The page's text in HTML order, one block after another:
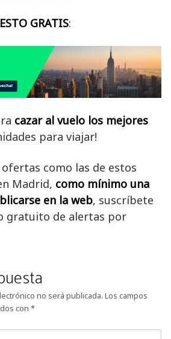
GRATIS:
cazar al vuelo los mejores
para viajar!
como las de estos
Madrid, como mínimo una
en la web, suscríbete
gratuito de alertas por
no será publicada. Los campos
con *